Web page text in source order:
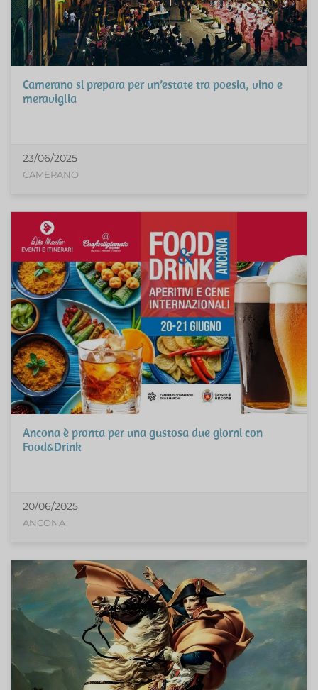
Camerano si prepara per un’estate tra poesia, vino e
meraviglia
23/06/2025
CAMERANO
Ancona è pronta per una gustosa due giorni con
Food&Drink
20/06/2025
ANCONA